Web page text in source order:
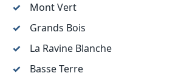
Mont Vert
Grands Bois
La Ravine Blanche
Basse Terre